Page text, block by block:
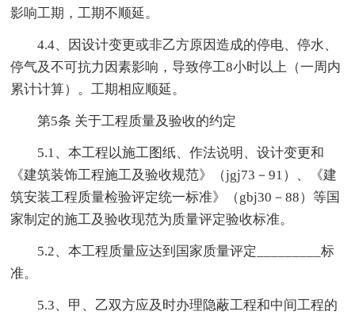
影响工期，工期不顺延。
4.4、因设计变更或非乙方原因造成的停电、停水、
停气及不可抗力因素影响，导致停工8小时以上（一周内
累计计算）。工期相应顺延。
第5条 关于工程质量及验收的约定
5.1、本工程以施工图纸、作法说明、设计变更和
《建筑装饰工程施工及验收规范》（jgj73－91）、《建
筑安装工程质量检验评定统一标准》（gbj30－88）等国
家制定的施工及验收现范为质量评定验收标准。
5.2、本工程质量应达到国家质量评定_________标
准。
5.3、甲、乙双方应及时办理隐蔽工程和中间工程的